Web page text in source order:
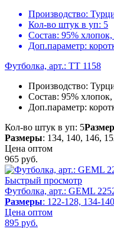
Производство:
Кол-во штук в уп: 5
Состав: 95% хлопок,
Доп.параметр:
Футболка, арт.: TT 1158
Производство:
Состав: 95% хлопок,
Доп.параметр:
Кол-во штук в уп: 5
Размеры: 134, 140, 146,
Цена оптом
965 руб.
Быстрый просмотр
Футболка, арт.: GEML
Размеры: 122-128, 134-
Цена оптом
895 руб.